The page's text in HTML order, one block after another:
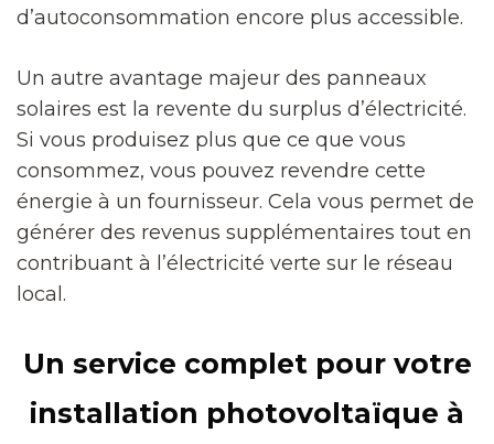
d’autoconsommation encore plus accessible.
Un autre avantage majeur des panneaux
solaires est la revente du surplus d’électricité.
Si vous produisez plus que ce que vous
consommez, vous pouvez revendre cette
énergie à un fournisseur. Cela vous permet de
générer des revenus supplémentaires tout en
contribuant à l’électricité verte sur le réseau
local.
Un service complet pour votre
installation photovoltaïque à